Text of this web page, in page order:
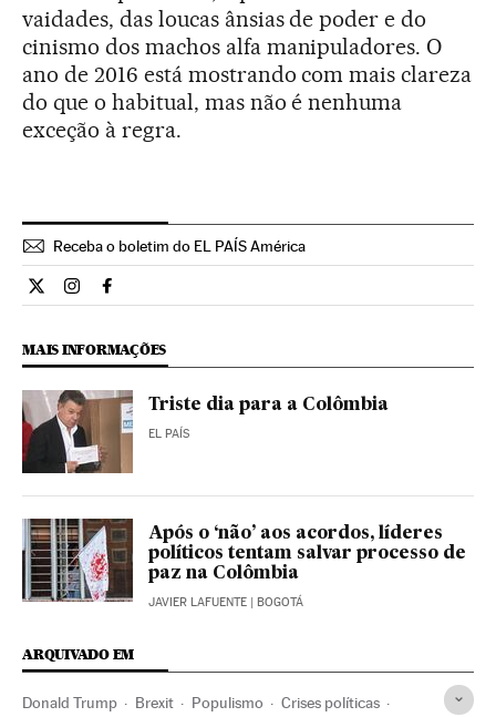
vaidades, das loucas ânsias de poder e do
cinismo dos machos alfa manipuladores. O
ano de 2016 está mostrando com mais clareza
do que o habitual, mas não é nenhuma
exceção à regra.
Receba o boletim do EL PAÍS América
Internacional El País Brasil en Twitter
Internacional El País Brasil en Instagram
Internacional El País Brasil en Facebook
MAIS INFORMAÇÕES
Triste dia para a Colômbia
EL PAÍS
Após o ‘não’ aos acordos, líderes
políticos tentam salvar processo de
paz na Colômbia
JAVIER LAFUENTE | BOGOTÁ
ARQUIVADO EM
Donald Trump Brexit Populismo Crises políticas